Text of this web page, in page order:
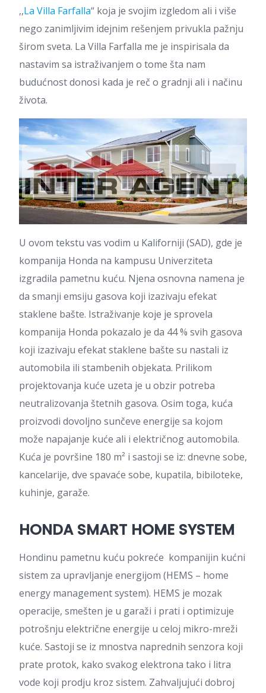
,,La Villa Farfalla“ koja je svojim izgledom ali i više
nego zanimljivim idejnim rešenjem privukla pažnju
širom sveta. La Villa Farfalla me je inspirisala da
nastavim sa istraživanjem o tome šta nam
budućnost donosi kada je reč o gradnji ali i načinu
života.
U ovom tekstu vas vodim u Kaliforniji (SAD), gde je
kompanija Honda na kampusu Univerziteta
izgradila pametnu kuću. Njena osnovna namena je
da smanji emsiju gasova koji izazivaju efekat
staklene bašte. Istraživanje koje je sprovela
kompanija Honda pokazalo je da 44 % svih gasova
koji izazivaju efekat staklene bašte su nastali iz
automobila ili stambenih objekata. Prilikom
projektovanja kuće uzeta je u obzir potreba
neutralizovanja štetnih gasova. Osim toga, kuća
proizvodi dovoljno sunčeve energije sa kojom
može napajanje kuće ali i električnog automobila.
Kuća je površine 180 m² i sastoji se iz: dnevne sobe,
kancelarije, dve spavaće sobe, kupatila, bibiloteke,
kuhinje, garaže.
HONDA SMART HOME SYSTEM
Hondinu pametnu kuću pokreće kompanijin kućni
sistem za upravljanje energijom (HEMS – home
energy management system). HEMS je mozak
operacije, smešten je u garaži i prati i optimizuje
potrošnju električne energije u celoj mikro-mreži
kuće. Sastoji se iz mnostva naprednih senzora koji
prate protok, kako svakog elektrona tako i litra
vode koji prodju kroz sistem. Zahvaljujući dobroj